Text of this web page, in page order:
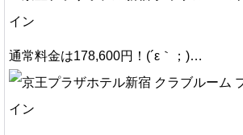
通常料金は178,600円！(´ε｀；)…